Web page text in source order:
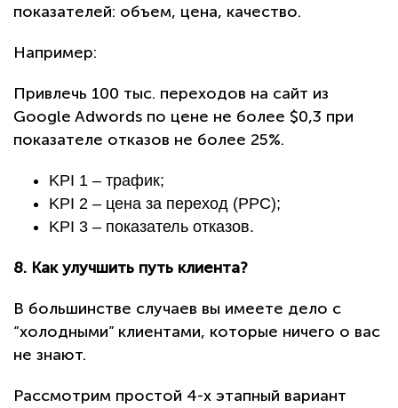
показателей: объем, цена, качество.
Например:
Привлечь 100 тыс. переходов на сайт из
Google Adwords по цене не более $0,3 при
показателе отказов не более 25%.
KPI 1 – трафик;
KPI 2 – цена за переход (РРС);
KPI 3 – показатель отказов.
8. Как улучшить путь клиента?
В большинстве случаев вы имеете дело с
“холодными” клиентами, которые ничего о вас
не знают.
Рассмотрим простой 4-х этапный вариант